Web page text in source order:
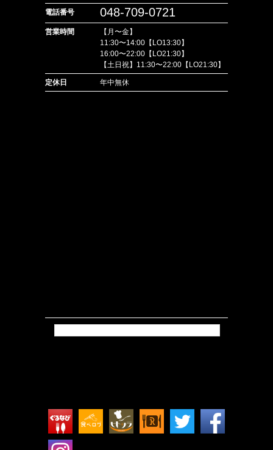
電話番号 048-709-0721
営業時間
【月〜金】
11:30〜14:00【LO13:30】
16:00〜22:00【LO21:30】
【土日祝】11:30〜22:00【LO21:30】
定休日 年中無休